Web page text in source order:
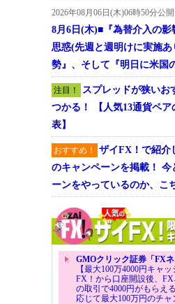
2026年08月06日(木)06時50分公開
8月6日(木)■『為替介入の
思惑(先週と週明けに実施
勢』、そして『明日に米国
注目！
スプレッドが狭いお
つかる！ 【人気13通貨ペ
表】
おすすめ！
ザイFX！で紹介
のキャンペーンを掲載！
ーンをやっているのか、こ
GMOクリック証券「FXネ
【最大100万4000円キャ
FX！から口座開設後、
の取引で4000円がもらえ
応じて最大100万円のチャ